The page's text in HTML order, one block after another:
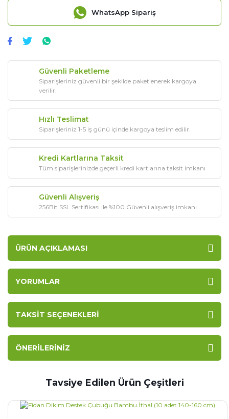
WhatsApp Sipariş
Güvenli Paketleme
Siparişleriniz güvenli bir şekilde paketlenerek kargoya
verilir.
Hızlı Teslimat
Siparişleriniz 1-5 iş günü içinde kargoya teslim edilir.
Kredi Kartlarına Taksit
Tüm siparişlerinizde geçerli kredi kartlarına taksit imkanı
Güvenli Alışveriş
256Bit SSL Sertifikası ile %100 Güvenli alışveriş imkanı
ÜRÜN AÇIKLAMASI
YORUMLAR
TAKSIT SEÇENEKLERI
ÖNERILERINIZ
Tavsiye Edilen Ürün Çeşitleri